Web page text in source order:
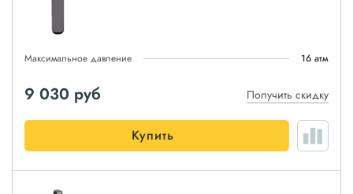
Максимальное давление 16 атм
9 030 руб Получить скидку
Купить